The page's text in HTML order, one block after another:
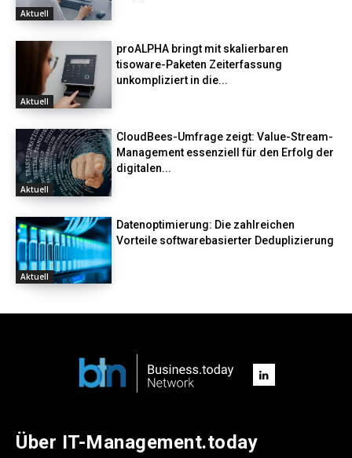
Aktuell
Aktuell
proALPHA bringt mit skalierbaren
tisoware-Paketen Zeiterfassung
unkompliziert in die...
Aktuell
CloudBees-Umfrage zeigt: Value-Stream-
Management essenziell für den Erfolg der
digitalen...
Aktuell
Datenoptimierung: Die zahlreichen
Vorteile softwarebasierter Deduplizierung
Über IT-Management.today